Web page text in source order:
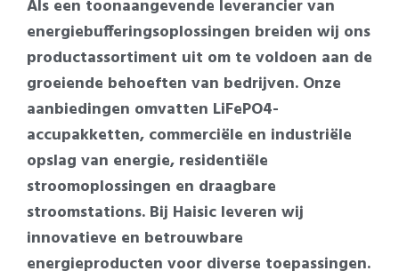
Als een toonaangevende leverancier van
energiebufferingsoplossingen breiden wij ons
productassortiment uit om te voldoen aan de
groeiende behoeften van bedrijven. Onze
aanbiedingen omvatten LiFePO4-
accupakketten, commerciële en industriële
opslag van energie, residentiële
stroomoplossingen en draagbare
stroomstations. Bij Haisic leveren wij
innovatieve en betrouwbare
energieproducten voor diverse toepassingen.